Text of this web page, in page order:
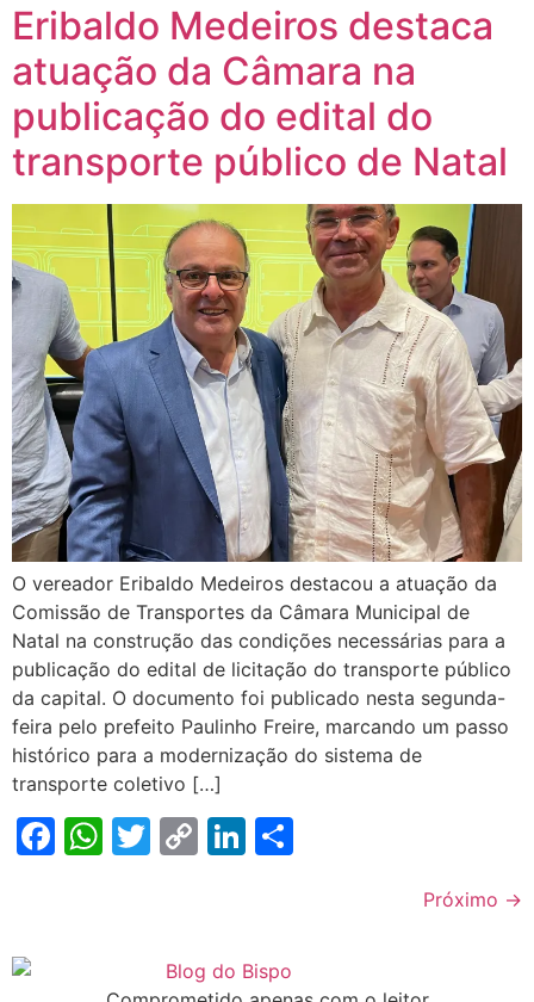
Eribaldo Medeiros destaca
atuação da Câmara na
publicação do edital do
transporte público de Natal
O vereador Eribaldo Medeiros destacou a atuação da
Comissão de Transportes da Câmara Municipal de
Natal na construção das condições necessárias para a
publicação do edital de licitação do transporte público
da capital. O documento foi publicado nesta segunda-
feira pelo prefeito Paulinho Freire, marcando um passo
histórico para a modernização do sistema de
transporte coletivo […]
Facebook
WhatsApp
Twitter
CopyLinkedIn
Próximo →